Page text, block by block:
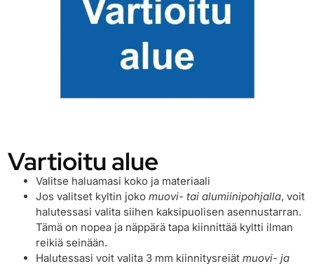
Vartioitu alue
Valitse haluamasi koko ja materiaali
Jos valitset kyltin jokomuovi- tai alumiinipohjalla, voit
halutessasi valita siihen kaksipuolisen asennustarran.
Tämä on nopea ja näppärä tapa kiinnittää kyltti ilman
reikiä seinään.
Halutessasi voit valita 3 mm kiinnitysreiätmuovi- ja